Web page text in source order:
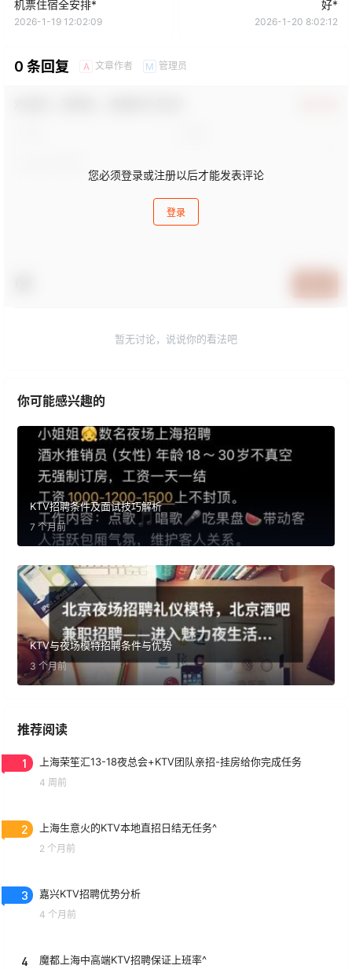
机票住宿全安排*
2026-1-19 12:02:09
好*
2026-1-20 8:02:12
0 条回复 A 文章作者 M 管理员
您必须登录或注册以后才能发表评论
登录
暂无讨论，说说你的看法吧
你可能感兴趣的
KTV招聘条件及面试技巧解析
7 个月前
KTV与夜场模特招聘条件与优势
3 个月前
推荐阅读
1 上海荣笙汇13-18夜总会+KTV团队亲招-挂房给你完成任务
4 周前
2 上海生意火的KTV本地直招日结无任务^
2 个月前
3 嘉兴KTV招聘优势分析
4 个月前
4 魔都上海中高端KTV招聘保证上班率^